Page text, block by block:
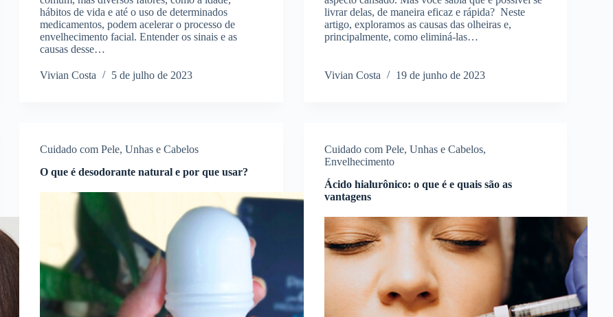
hábitos de vida e até o uso de determinados
medicamentos, podem acelerar o processo de
envelhecimento facial. Entender os sinais e as
causas desse…
Vivian Costa 5 de julho de 2023
livrar delas, de maneira eficaz e rápida? Neste
artigo, exploramos as causas das olheiras e,
principalmente, como eliminá-las…
Vivian Costa 19 de junho de 2023
Cuidado com Pele, Unhas e Cabelos
O que é desodorante natural e por que usar?
Cuidado com Pele, Unhas e Cabelos,
Envelhecimento
Ácido hialurônico: o que é e quais são as
vantagens